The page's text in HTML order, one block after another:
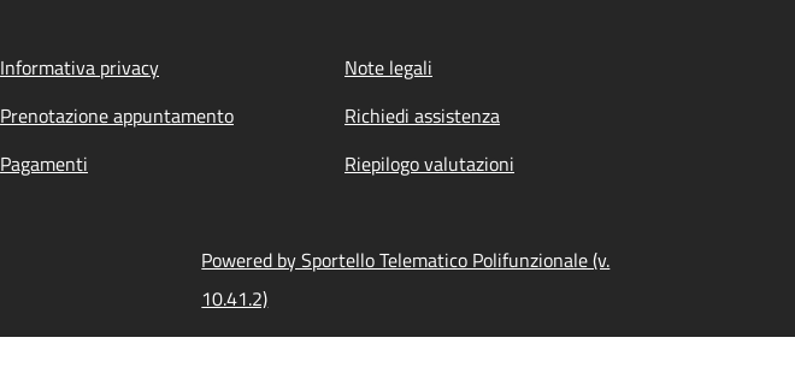
Informativa privacy
Note legali
Prenotazione appuntamento
Richiedi assistenza
Pagamenti
Riepilogo valutazioni
Powered by Sportello Telematico Polifunzionale (v.
10.41.2)